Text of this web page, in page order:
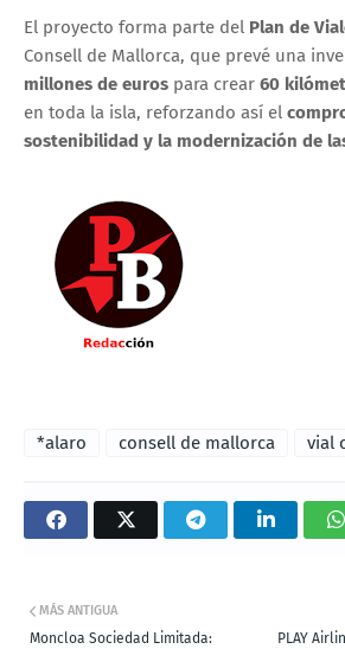
El proyecto forma parte del Plan de
Consell de Mallorca, que prevé una
millones de euros para crear 60
en toda la isla, reforzando así el
sostenibilidad y la modernización de
*alaro consell de mallorca vial
PLAY
MÁS ANTIGUA
Moncloa Sociedad Limitada: